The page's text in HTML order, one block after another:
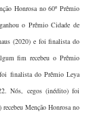
Honrosa no 60º Prêmio
o Prêmio Cidade de
(2020) e foi finalista do
fim recebeu o Prêmio
finalista do Prêmio Leya
Nós, cegos (inédito) foi
Menção Honrosa no